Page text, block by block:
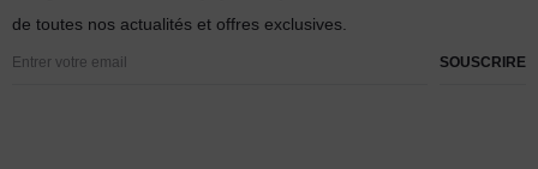
de toutes nos actualités et offres exclusives.